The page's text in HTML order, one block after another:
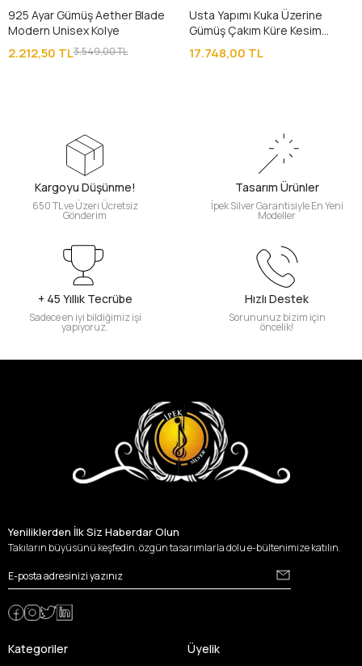
925 Ayar Gümüş Aether Blade
Modern Unisex Kolye
2.212,50 TL3.549,00 TL
Usta Yapımı Kuka Üzerine
Gümüş Çakım Küre Kesim
Gümüş Püsküllü Tesbih
17.748,00 TL
Kargoyu Düşünme!
650 TL ve Üzeri Ücretsiz
Gönderim
Tasarım Ürünler
İpek Silver Garantisiyle En Yeni
Modeller
+ 45 Yıllık Tecrübe
Sadece en iyi bildiğimiz işi
yapıyoruz.
Hızlı Destek
Sorununuz bizim için
öncelik!
Yeniliklerden İlk Siz Haberdar Olun
Takıların büyüsünü keşfedin, özgün tasarımlarla dolu e-bültenimize katılın.
Kategoriler Üyelik